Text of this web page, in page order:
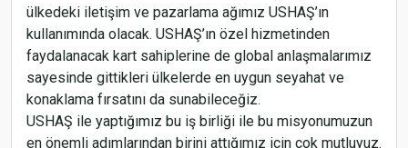
ülkedeki iletişim ve pazarlama ağımız USHAŞ’ın
kullanımında olacak. USHAŞ’ın özel hizmetinden
faydalanacak kart sahiplerine de global anlaşmalarımız
sayesinde gittikleri ülkelerde en uygun seyahat ve
konaklama fırsatını da sunabileceğiz.
USHAŞ ile yaptığımız bu iş birliği ile bu misyonumuzun
en önemli adımlarından birini attığımız için çok mutluyuz.